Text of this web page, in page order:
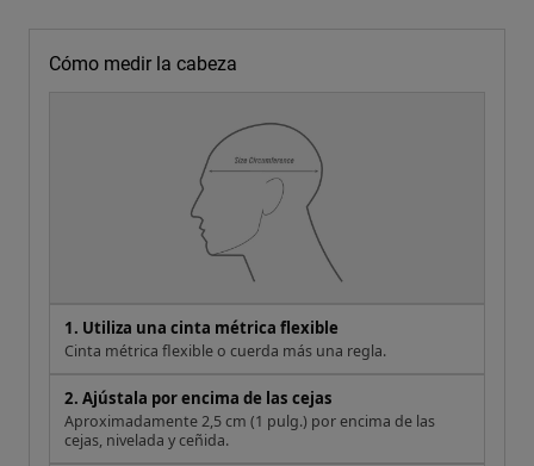
Cómo medir la cabeza
1. Utiliza una cinta métrica flexible
Cinta métrica flexible o cuerda más una regla.
2. Ajústala por encima de las cejas
Aproximadamente 2,5 cm (1 pulg.) por encima de las
cejas, nivelada y ceñida.